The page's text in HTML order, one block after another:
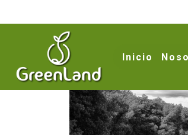
Inicio
Con el enfoque en la salud familiar y